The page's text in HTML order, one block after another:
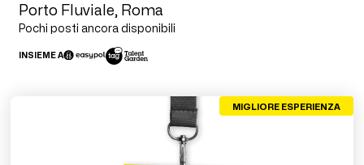
Porto Fluviale, Roma
Pochi posti ancora disponibili
INSIEME A
MIGLIORE ESPERIENZA